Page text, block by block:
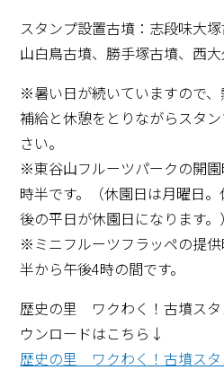
スタンプ設置古墳：志段味大
山白鳥古墳、勝手塚古墳、西
※暑い日が続いていますので
補給と休憩をとりながらスタ
さい。
※東谷山フルーツパークの開
時半です。（休園日は月曜日
後の平日が休園日になります。）
※ミニフルーツフラッペの提
半から午後4時の間です。
歴史の里 ワクわく！古墳スタ
ウンロードはこちら↓
歴史の里 ワクわく！古墳スタ